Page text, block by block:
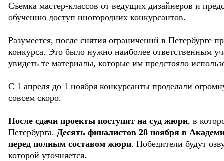
Съемка мастер-классов от ведущих дизайнеров и
обучению доступ иногородних конкурсантов.
Разумеется, после снятия ограничений в Петербурге
конкурса. Это было нужно наиболее ответственным
увидеть те материалы, которые им предстояло
С 1 апреля до 1 ноября конкурсанты проделали
совсем скоро.
После сдачи проекты поступят на суд жюри, в
Петербурга. Десять финалистов 28 ноября в
перед полным составом жюри. Победители будут
которой уточняется.